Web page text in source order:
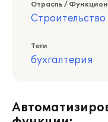
Отрасль /
Строительство
Теги
бухгалтерия